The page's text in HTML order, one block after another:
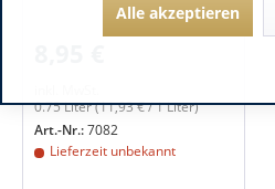
0.75 Liter(11,93 € / 1 Liter)
Art.-Nr.:7082
Lieferzeit unbekannt
Alle akzeptieren